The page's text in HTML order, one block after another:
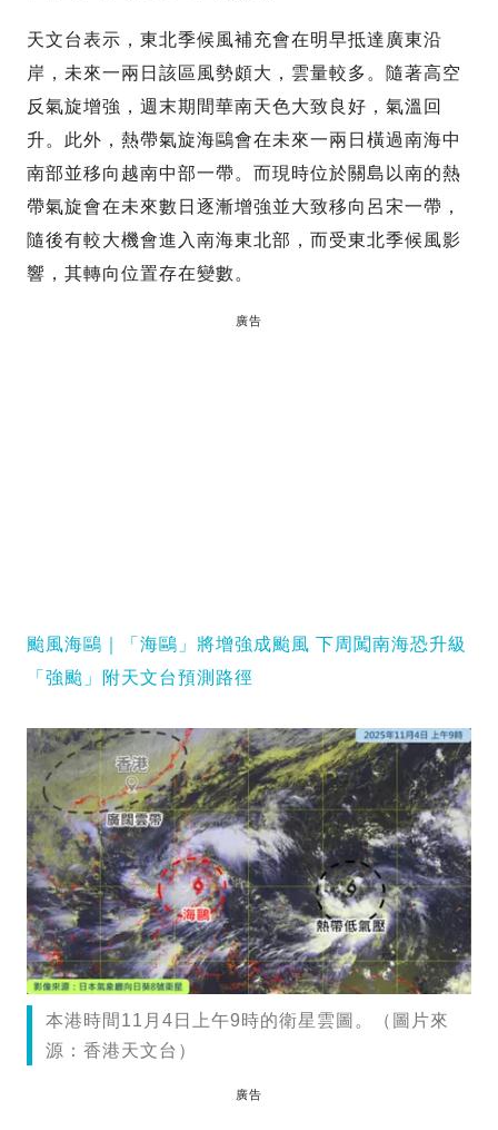
天文台表示，東北季候風補充會在明早抵達廣東沿
岸，未來一兩日該區風勢頗大，雲量較多。隨著高空
反氣旋增強，週末期間華南天色大致良好，氣溫回
升。此外，熱帶氣旋海鷗會在未來一兩日橫過南海中
南部並移向越南中部一帶。而現時位於關島以南的熱
帶氣旋會在未來數日逐漸增強並大致移向呂宋一帶，
隨後有較大機會進入南海東北部，而受東北季候風影
響，其轉向位置存在變數。
廣告
颱風海鷗｜「海鷗」將增強成颱風 下周闖南海恐升級
「強颱」附天文台預測路徑
本港時間11月4日上午9時的衛星雲圖。（圖片來
源：香港天文台）
廣告